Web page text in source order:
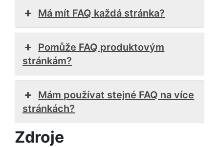
Má mít FAQ každá stránka?
Pomůže FAQ produktovým
stránkám?
Mám používat stejné FAQ na více
stránkách?
Zdroje